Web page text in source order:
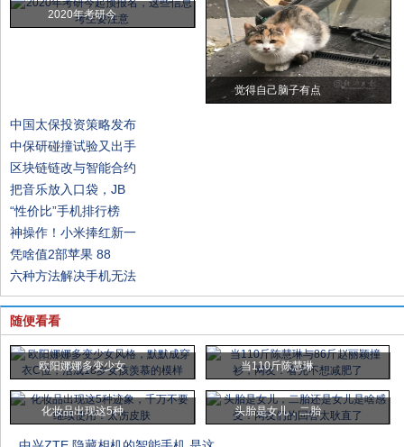
2020年考研今
觉得自己脑子有点
中国太保投资策略发布
中保研碰撞试验又出手
区块链链改与智能合约
把音乐放入口袋，JB
“性价比”手机排行榜
神操作！小米捧红新一
凭啥值2部苹果 88
六种方法解决手机无法
随便看看
欧阳娜娜多变少女 当110斤陈慧琳
化妆品出现这5种 头胎是女儿，二胎